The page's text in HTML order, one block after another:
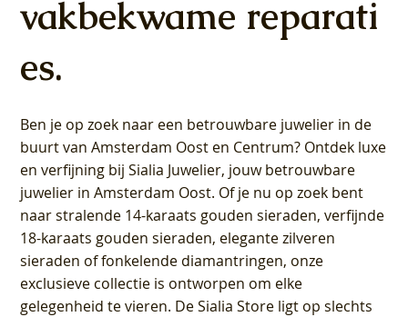
vakbekwame reparati
es.
Ben je op zoek naar een betrouwbare juwelier in de
buurt van Amsterdam Oost en Centrum? Ontdek luxe
en verfijning bij Sialia Juwelier, jouw betrouwbare
juwelier in Amsterdam Oost. Of je nu op zoek bent
naar stralende 14-karaats gouden sieraden, verfijnde
18-karaats gouden sieraden, elegante zilveren
sieraden of fonkelende diamantringen, onze
exclusieve collectie is ontworpen om elke
gelegenheid te vieren. De Sialia Store ligt op slechts